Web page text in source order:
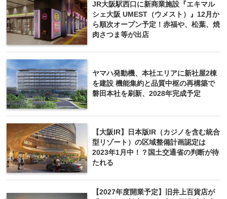
JR大阪駅西口に新商業施設『エキマル
シェ大阪 UMEST（ウメスト）』12月か
ら順次オープン予定！赤福や、松葉、焼
肉さつま等が出店
ヤマハ発動機、本社エリアに新社屋2棟
を建設 機能集約と品質中枢の再構築で
磐田本社を刷新、2028年完成予定
【大阪IR】日本版IR（カジノを含む統合
型リゾート）の区域整備計画認定は
2023年1月中！？国土交通省の判断が待
たれる
【2027年度開業予定】旧井上百貨店が